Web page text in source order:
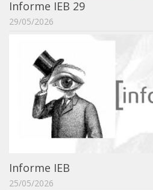
IEBinário
Hackathon e Edit-a-thon
Xilogoritmo
Slam de Corda
Wikimedia e Wikidata
Convenios
Informe IEB 29
29/05/2026
Informe IEB
25/05/2026